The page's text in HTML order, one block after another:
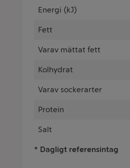
Energi (kJ)
Fett
Varav mättat fett
Kolhydrat
Varav sockerarter
Protein
Salt
* Dagligt referensintag